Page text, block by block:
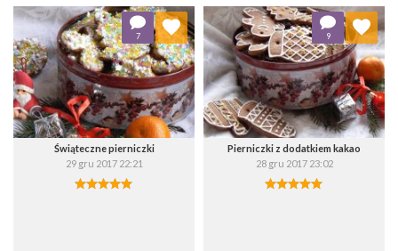
Świąteczne pierniczki
29 gru 2017 22:21
7
Dodaj do ulubionych
Wybierz listę:
Pierniczki z dodatkiem kakao
28 gru 2017 23:02
9
Dodaj do ulubionych
Wybierz listę: